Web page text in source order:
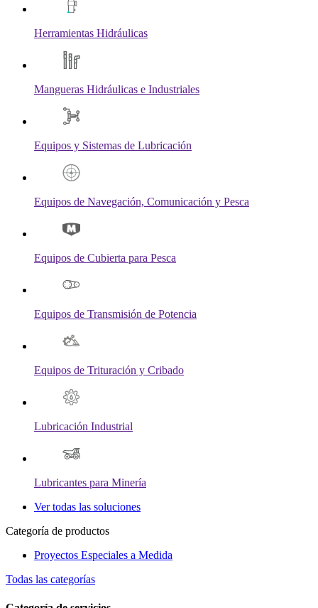
Herramientas Hidráulicas
Mangueras Hidráulicas e Industriales
Equipos y Sistemas de Lubricación
Equipos de Navegación, Comunicación y Pesca
Equipos de Cubierta para Pesca
Equipos de Transmisión de Potencia
Equipos de Trituración y Cribado
Lubricación Industrial
Lubricantes para Minería
Ver todas las soluciones
Categoría de productos
Proyectos Especiales a Medida
Todas las categorías